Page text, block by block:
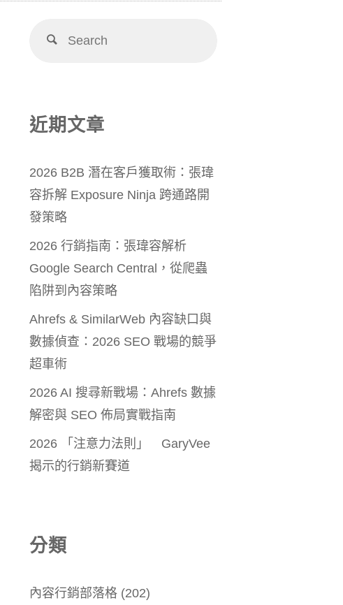
近期文章
2026 B2B 潛在客戶獲取術：張瑋
容拆解 Exposure Ninja 跨通路開
發策略
2026 行銷指南：張瑋容解析
Google Search Central，從爬蟲
陷阱到內容策略
Ahrefs & SimilarWeb 內容缺口與
數據偵查：2026 SEO 戰場的競爭
超車術
2026 AI 搜尋新戰場：Ahrefs 數據
解密與 SEO 佈局實戰指南
2026 「注意力法則」 GaryVee
揭示的行銷新賽道
分類
內容行銷部落格 (202)